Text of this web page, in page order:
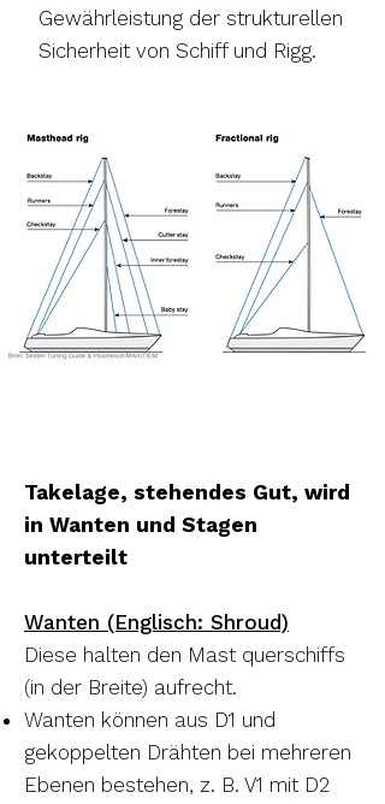
Gewährleistung der strukturellen
Sicherheit von Schiff und Rigg.
Takelage, stehendes Gut, wird
in Wanten und Stagen
unterteilt
Wanten (Englisch: Shroud)
Diese halten den Mast querschiffs
(in der Breite) aufrecht.
Wanten können aus D1 und
gekoppelten Drähten bei mehreren
Ebenen bestehen, z. B. V1 mit D2